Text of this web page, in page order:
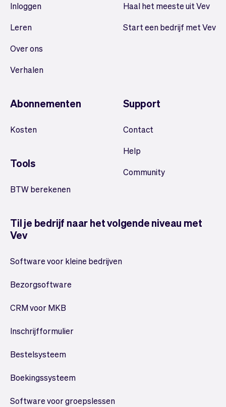
Inloggen
Leren
Over ons
Verhalen
Haal het meeste uit Vev
Start een bedrijf met Vev
Abonnementen
Kosten
Tools
BTW berekenen
Support
Contact
Help
Community
Til je bedrijf naar het volgende niveau met
Vev
Software voor kleine bedrijven
Bezorgsoftware
CRM voor MKB
Inschrijfformulier
Bestelsysteem
Boekingssysteem
Software voor groepslessen